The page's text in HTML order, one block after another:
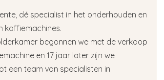
dé specialist in het onderhouden en
koffiemachines.
begonnen we met de verkoop
en 17 jaar later zijn we
een team van specialisten in